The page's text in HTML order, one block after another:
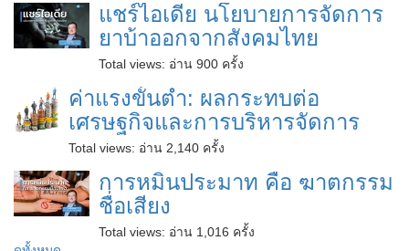
แชร์ไอเดีย นโยบายการจัดการ
ยาบ้าออกจากสังคมไทย
Total views: อ่าน 900 ครั้ง
ค่าแรงขั้นต่ำ: ผลกระทบต่อ
เศรษฐกิจและการบริหารจัดการ
Total views: อ่าน 2,140 ครั้ง
การหมิ่นประมาท คือ ฆาตกรรม
ชื่อเสียง
Total views: อ่าน 1,016 ครั้ง